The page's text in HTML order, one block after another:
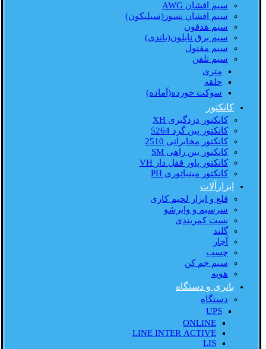
سیم افشان AWG
سیم افشان نسوز(سیلیکون)
سیم هدفون
سیم برق نایلون(باندی)
سیم مفتول
سیم تلفن
متری
حلقه
سوکت خورده(آماده)
کانکتور
کانکتور دزدگیری XH
کانکتور پین گرد 5264
کانکتور مخابراتی 2510
کانکتور بین راهی SM
کانکتور پاور قفل دار VH
کانکتور مینیاتوری PH
ابزارآلات
قلع و ابزار لحیم کاری
سرسیم و وایرشو
بست کمربندی
گلند
آچار
چسب
سیم جم کن
هویه
باتری و دستگاه
دستگاه
UPS
ONLINE
LINE INTER ACTIVE
LIS